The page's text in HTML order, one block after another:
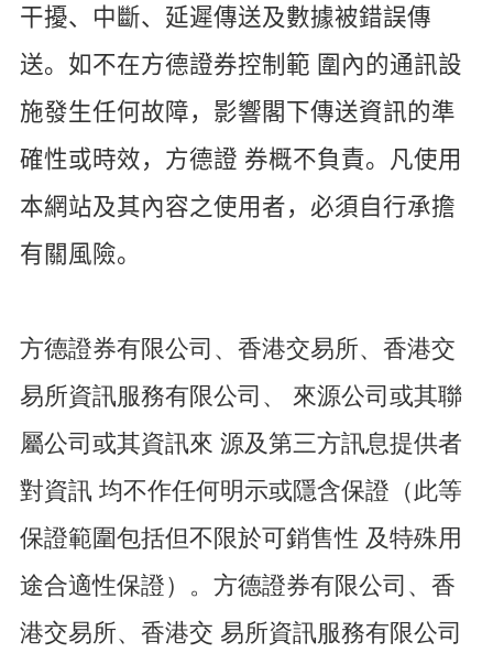
干擾、中斷、延遲傳送及數據被錯誤傳
送。如不在方德證券控制範 圍內的通訊設
施發生任何故障，影響閣下傳送資訊的準
確性或時效，方德證 券概不負責。凡使用
本網站及其內容之使用者，必須自行承擔
有關風險。
方德證券有限公司、香港交易所、香港交
易所資訊服務有限公司、 來源公司或其聯
屬公司或其資訊來 源及第三方訊息提供者
對資訊 均不作任何明示或隱含保證（此等
保證範圍包括但不限於可銷售性 及特殊用
途合適性保證）。方德證券有限公司、香
港交易所、香港交 易所資訊服務有限公司